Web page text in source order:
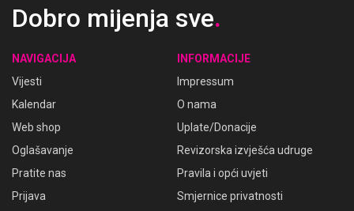
Dobro mijenja sve.
NAVIGACIJA
Vijesti
Kalendar
Web shop
Oglašavanje
Pratite nas
Prijava
INFORMACIJE
Impressum
O nama
Uplate/Donacije
Revizorska izvješća udruge
Pravila i opći uvjeti
Smjernice privatnosti